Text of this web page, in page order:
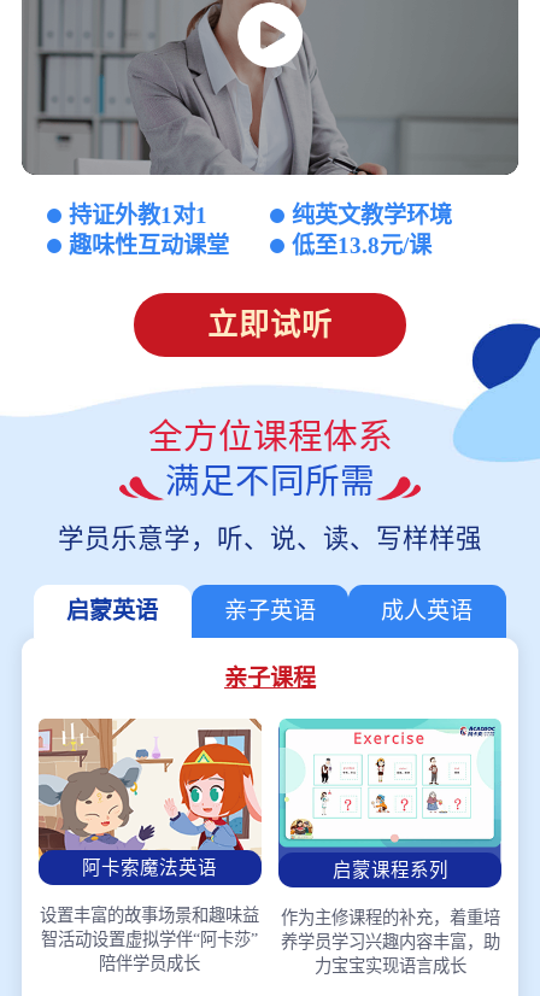
持证外教1对1
纯英文教学环境
趣味性互动课堂
低至13.8元/课
立即试听
全方位课程体系
满足不同所需
学员乐意学，听、说、读、写样样强
启蒙英语 亲子英语 成人英语
亲子课程
阿卡索魔法英语
设置丰富的故事场景和趣味益
智活动设置虚拟学伴“阿卡莎”
陪伴学员成长
启蒙课程系列
作为主修课程的补充，着重培
养学员学习兴趣内容丰富，助
力宝宝实现语言成长